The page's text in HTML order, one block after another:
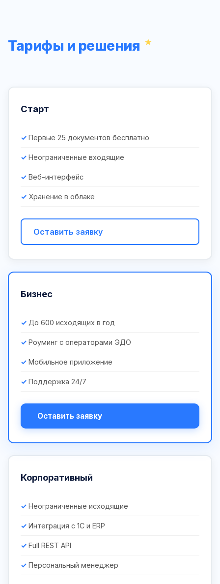
Тарифы и решения
Старт
Первые 25 документов бесплатно
Неограниченные входящие
Веб-интерфейс
Хранение в облаке
Оставить заявку
Бизнес
До 600 исходящих в год
Роуминг с операторами ЭДО
Мобильное приложение
Поддержка 24/7
Оставить заявку
Корпоративный
Неограниченные исходящие
Интеграция с 1С и ERP
Full REST API
Персональный менеджер